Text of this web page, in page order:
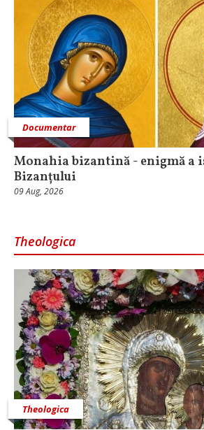
Documentar
Monahia bizantină - enigmă a
Bizanțului
09 Aug, 2026
Theologica
Theologica